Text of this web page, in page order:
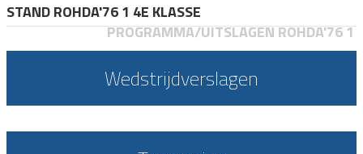
STAND ROHDA'76 1 4E KLASSE
PROGRAMMA/UITSLAGEN ROHDA'76 1
Wedstrijdverslagen